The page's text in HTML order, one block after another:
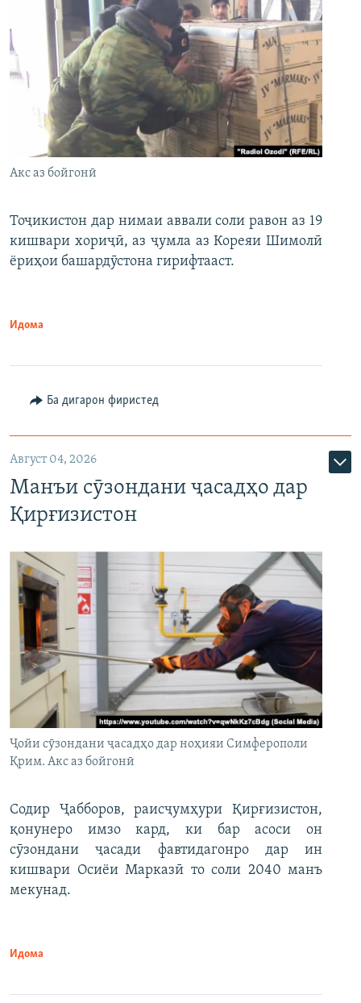
Акс аз бойгонӣ
Тоҷикистон дар нимаи аввали соли равон аз 19
кишвари хориҷӣ, аз ҷумла аз Кореяи Шимолӣ
ёриҳои башардӯстона гирифтааст.
Идома
Ба дигарон фиристед
Август 04, 2026
Манъи сӯзондани ҷасадҳо дар
Қирғизистон
Ҷойи сӯзондани ҷасадҳо дар ноҳияи Симферополи
Қрим. Акс аз бойгонӣ
Содир Ҷабборов, раисҷумҳури Қирғизистон,
қонунеро имзо кард, ки бар асоси он
сӯзондани ҷасади фавтидагонро дар ин
кишвари Осиёи Марказӣ то соли 2040 манъ
мекунад.
Идома